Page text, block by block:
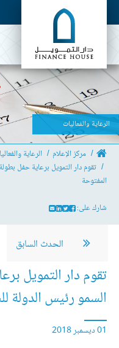
الرعاية والفعاليات
مركز الإعلام
الرعاية
تقوم دار التمويل برعاية حفل
المفتوحة
شارك على:
الحدث السابق
تقوم دار التمويل
السمو رئيس الدولة
01 ديسمبر 2018